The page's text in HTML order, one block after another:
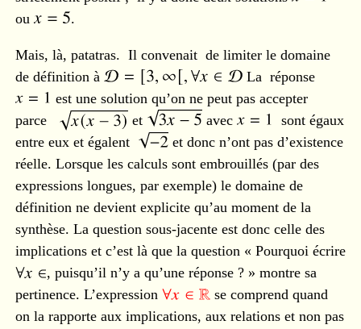
ou
.
Mais, là, patatras. Il convenait de limiter le domaine
de définition à
La réponse
est une solution qu’on ne peut pas accepter
parce
et avec
sont égaux
entre eux et égalent
et donc n’ont pas d’existence
réelle. Lorsque les calculs sont embrouillés (par des
expressions longues, par exemple) le domaine de
définition ne devient explicite qu’au moment de la
synthèse. La question sous-jacente est donc celle des
implications et c’est là que la question « Pourquoi écrire
, puisqu’il n’y a qu’une réponse ? » montre sa
pertinence. L’expression
se comprend quand
on la rapporte aux implications, aux relations et non pas